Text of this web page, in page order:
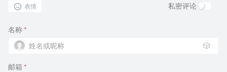
表情 私密评论
名称 *
🎲
邮箱 *